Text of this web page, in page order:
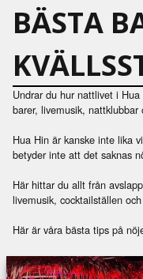
BÄSTA
Undrar du hur nattlivet i
barer, livemusik,
Hua Hin är kanske inte lika
betyder inte att det saknas
Här hittar du allt från
livemusik, cocktailställen
Här är våra bästa tips på